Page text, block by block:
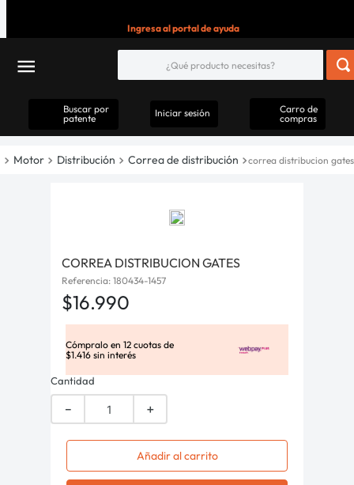
Ingresa al portal de ayuda
Buscar por
patente
Iniciar sesión
Carro de
compras
Motor Distribución Correa de distribución correa distribucion gates
CORREA DISTRIBUCION GATES
Referencia: 180434-1457
$16.990
Cómpralo en 12 cuotas de
$1.416 sin interés
Cantidad
＋
－
Añadir al carrito